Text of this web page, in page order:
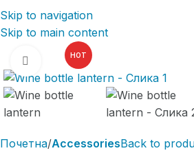
Skip to navigation
Skip to main content
HOT
Click to enlarge
Почетна AccessoriesBack to